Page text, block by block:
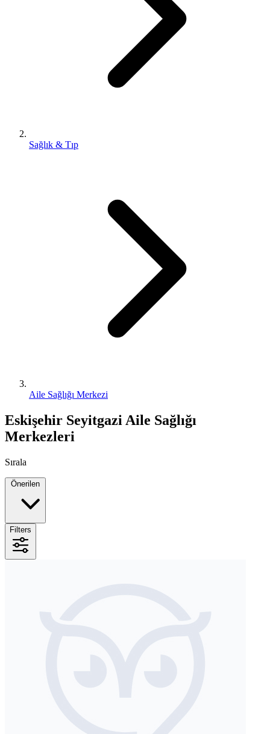
Sağlık & Tıp
Aile Sağlığı Merkezi
Eskişehir Seyitgazi Aile Sağlığı
Merkezleri
Sırala
Filters